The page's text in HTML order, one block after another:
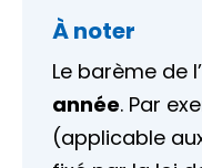
À noter
Le barème de
année. Par
(applicable